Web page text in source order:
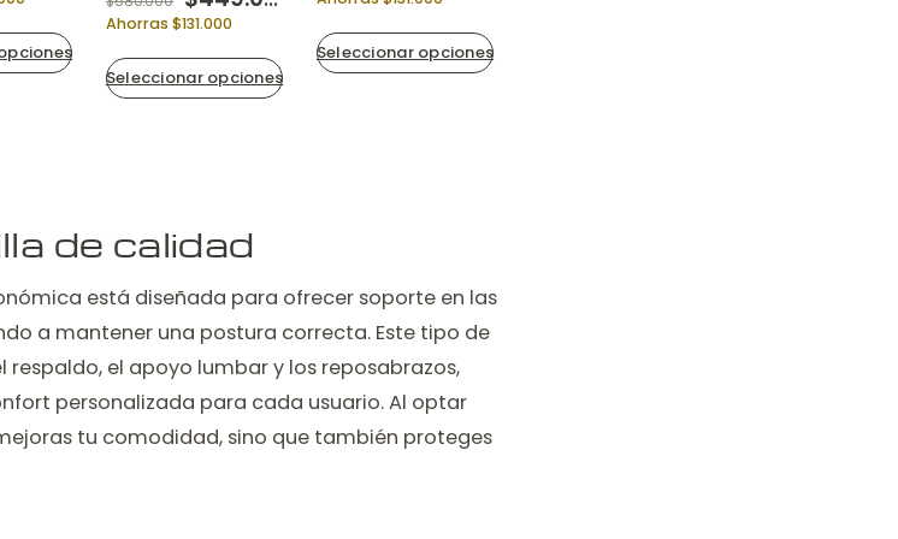
is: $449.000.
Ahorras $131.000
Seleccionar opciones
Seleccionar opciones
de calidad
está diseñada para ofrecer soporte en las
a mantener una postura correcta. Este tipo de
el apoyo lumbar y los reposabrazos,
personalizada para cada usuario. Al optar
tu comodidad, sino que también proteges